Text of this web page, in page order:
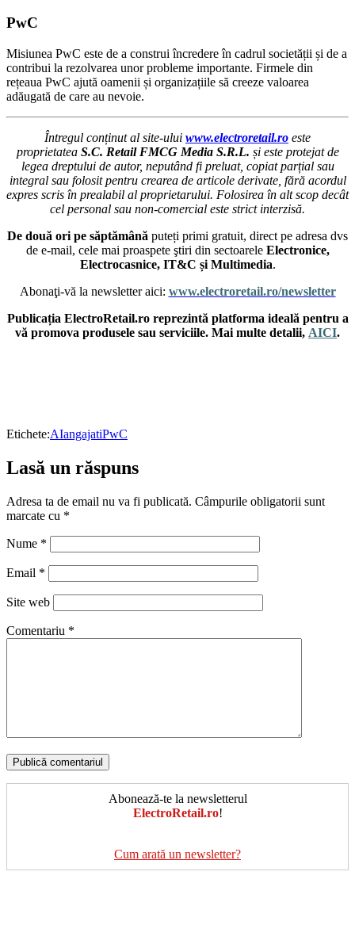
PwC
Misiunea PwC este de a construi încredere în cadrul societății și de a
contribui la rezolvarea unor probleme importante. Firmele din
rețeaua PwC ajută oamenii și organizațiile să creeze valoarea
adăugată de care au nevoie.
Întregul conținut al site-ului www.electroretail.ro este
proprietatea S.C. Retail FMCG Media S.R.L. și este protejat de
legea dreptului de autor, neputând fi preluat, copiat parțial sau
integral sau folosit pentru crearea de articole derivate, fără acordul
expres scris în prealabil al proprietarului. Folosirea în alt scop decât
cel personal sau non-comercial este strict interzisă.
De două ori pe săptămână puteți primi gratuit, direct pe adresa dvs
de e-mail, cele mai proaspete ştiri din sectoarele Electronice,
Electrocasnice, IT&C și Multimedia.
Abonaţi-vă la newsletter aici: www.electroretail.ro/newsletter
Publicația ElectroRetail.ro reprezintă platforma ideală pentru a
vă promova produsele sau serviciile. Mai multe detalii, AICI.
Etichete:AIangajatiPwC
Lasă un răspuns
Adresa ta de email nu va fi publicată. Câmpurile obligatorii sunt
marcate cu *
Nume *
Email *
Site web
Comentariu *
Abonează-te la newsletterul
ElectroRetail.ro!
Cum arată un newsletter?